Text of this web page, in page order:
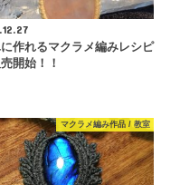
作れるマクラメ編みレシピ
開始！！
マクラメ編み作品 / 教室